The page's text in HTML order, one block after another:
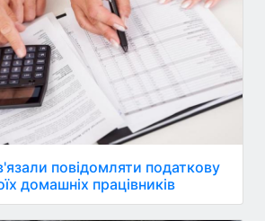
повідомляти податкову
домашніх працівників